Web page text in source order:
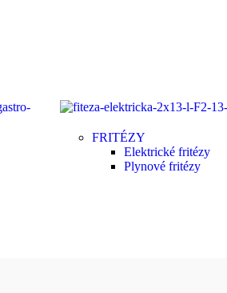
FRITÉZY
Elektrické fritézy
Plynové fritézy